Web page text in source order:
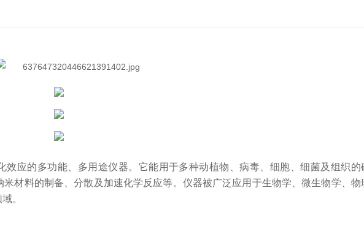
应的多功能、多用途仪器。它能用于多种动植物、病毒、细胞、细菌及组织的
材料的制备、分散及加速化学反应等。仪器被广泛应用于生物学、微生物学、物
。